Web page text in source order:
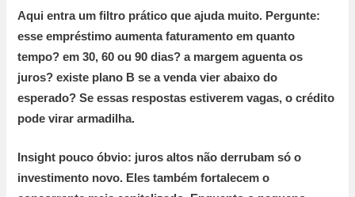
Aqui entra um filtro prático que ajuda muito. Pergunte:
esse empréstimo aumenta faturamento em quanto
tempo? em30, 60 ou 90 dias? a margem aguenta os
juros? existe plano B se a venda vier abaixo do
esperado? Se essas respostas estiverem vagas, o crédito
pode virar armadilha.
Insight pouco óbvio: juros altos não derrubam só o
investimento novo. Eles também fortalecem o